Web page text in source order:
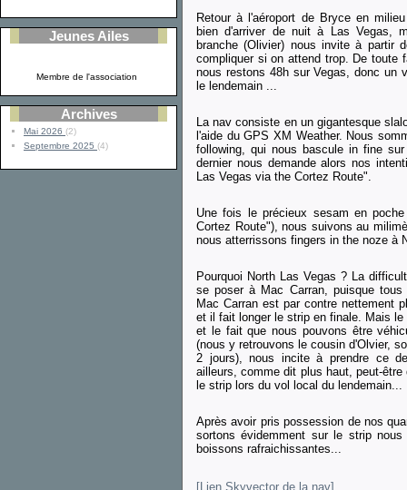
Jeunes Ailes
Membre de l'association
Archives
Mai 2026 (2)
Septembre 2025 (4)
Retour à l'aéroport de Bryce en
bien d'arriver de nuit à Las Vegas,
branche (Olivier) nous invite à partir
compliquer si on attend trop. De toute
nous restons 48h sur Vegas, donc un
le lendemain ...
La nav consiste en un gigantesque
l'aide du GPS XM Weather. Nous
following, qui nous bascule in fine
dernier nous demande alors nos
Las Vegas via the Cortez Route".
Une fois le précieux sesam en
Cortez Route"), nous suivons au
nous atterrissons fingers in the noze à
Pourquoi North Las Vegas ? La
se poser à Mac Carran, puisque
Mac Carran est par contre nettement
et il fait longer le strip en finale. Mais
et le fait que nous pouvons être
(nous y retrouvons le cousin d'Olvier,
2 jours), nous incite à prendre ce
ailleurs, comme dit plus haut, peut-
le strip lors du vol local du lendemain...
Après avoir pris possession de nos
sortons évidemment sur le strip
boissons rafraichissantes...
[Lien Skyvector de la nav]